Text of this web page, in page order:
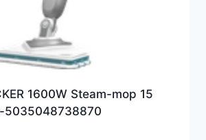
1600W Steam-mop 15
5035048738870